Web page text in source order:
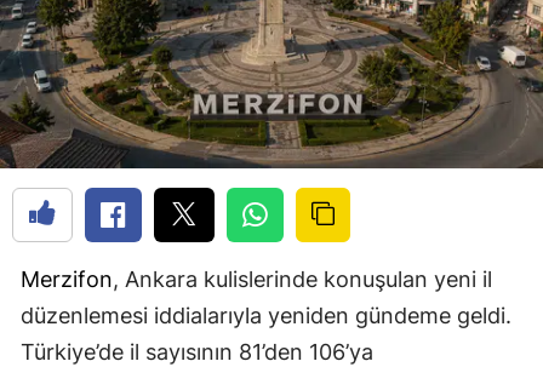
Merzifon, Ankara kulislerinde konuşulan yeni il
düzenlemesi iddialarıyla yeniden gündeme geldi.
Türkiye’de il sayısının 81’den 106’ya